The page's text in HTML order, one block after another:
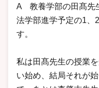
A 教養学部の田髙先
法学部進学予定の1、
す。
私は田髙先生の授業
い始め、結局それが